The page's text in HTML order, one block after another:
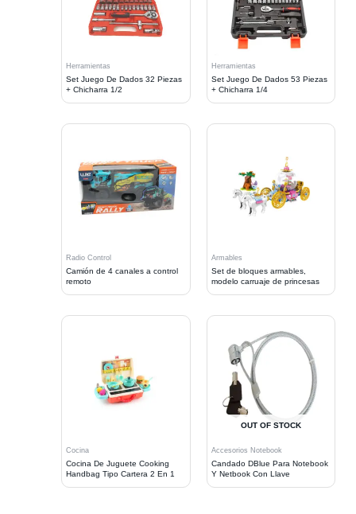
Herramientas
Set Juego De Dados 32 Piezas
+ Chicharra 1/2
Herramientas
Set Juego De Dados 53 Piezas
+ Chicharra 1/4
Radio Control
Camión de 4 canales a control
remoto
Armables
Set de bloques armables,
modelo carruaje de princesas
Cocina
Cocina De Juguete Cooking
Handbag Tipo Cartera 2 En 1
OUT OF STOCK
Accesorios Notebook
Candado DBlue Para Notebook
Y Netbook Con Llave